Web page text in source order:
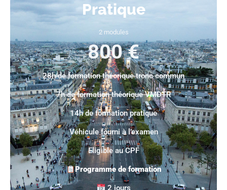
Pratique
2 modules
800 €
28h de formation théorique tronc commun
7h de formation théorique VMDTR
14h de formation pratique
Véhicule fourni à l’examen
Eligible au CPF
Programme de formation
2 jours